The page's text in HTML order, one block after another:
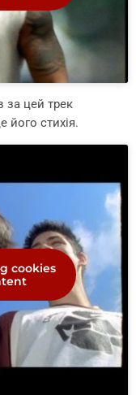
за цей трек
його стихія.
cookies